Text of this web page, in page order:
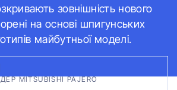
зовнішність нового
на основі шпигунських
майбутньої моделі.
MITSUBISHI PAJERO